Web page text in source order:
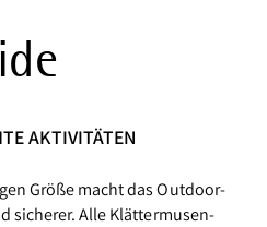
AKTIVITÄTEN
Größe macht das Outdoor-
sicherer. Alle Klättermusen-